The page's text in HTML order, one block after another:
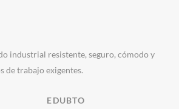
industrial resistente, seguro, cómodo y
de trabajo exigentes.
EDUBTO